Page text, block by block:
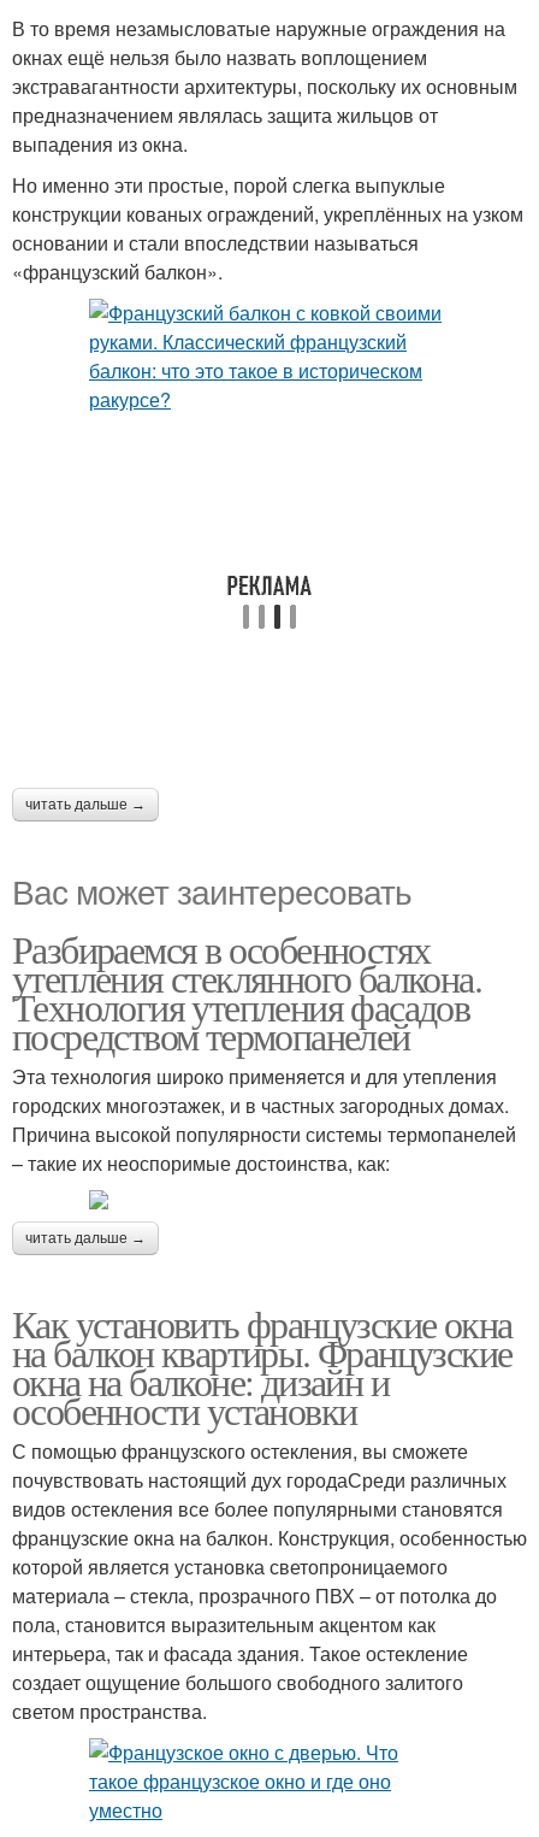
В то время незамысловатые наружные ограждения на
окнах ещё нельзя было назвать воплощением
экстравагантности архитектуры, поскольку их основным
предназначением являлась защита жильцов от
выпадения из окна.
Но именно эти простые, порой слегка выпуклые
конструкции кованых ограждений, укреплённых на узком
основании и стали впоследствии называться
«французский балкон».
читать дальше →
Вас может заинтересовать
Разбираемся в особенностях
утепления стеклянного балкона.
Технология утепления фасадов
посредством термопанелей
Эта технология широко применяется и для утепления
городских многоэтажек, и в частных загородных домах.
Причина высокой популярности системы термопанелей
– такие их неоспоримые достоинства, как:
читать дальше →
Как установить французские окна
на балкон квартиры. Французские
окна на балконе: дизайн и
особенности установки
С помощью французского остекления, вы сможете
почувствовать настоящий дух городаСреди различных
видов остекления все более популярными становятся
французские окна на балкон. Конструкция, особенностью
которой является установка светопроницаемого
материала – стекла, прозрачного ПВХ – от потолка до
пола, становится выразительным акцентом как
интерьера, так и фасада здания. Такое остекление
создает ощущение большого свободного залитого
светом пространства.